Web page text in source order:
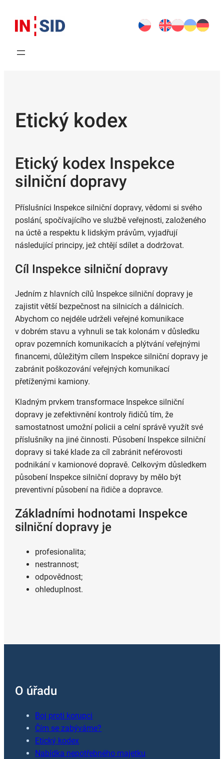
Etický kodex
Etický kodex Inspekce
silniční dopravy
Příslušníci Inspekce silniční dopravy, vědomi si svého
poslání,spočívajícího ve službě veřejnosti, založeného
na úctě a respektu k lidským právům, vyjadřují
následující principy, jež chtějí sdílet a dodržovat.
Cíl Inspekce silniční dopravy
Jedním z hlavních cílů Inspekce silniční dopravy je
zajistit větší bezpečnost na silnicích a dálnicích.
Abychom co nejdéle udrželi veřejné komunikace
v dobrém stavu a vyhnuli se tak kolonám v důsledku
oprav pozemních komunikacích a plýtvání veřejnými
financemi, důležitým cílem Inspekce silniční dopravy je
zabránit poškozování veřejných komunikací
přetíženými kamiony.
Kladným prvkem transformace Inspekce silniční
dopravy je zefektivnění kontroly řidičů tím, že
samostatnost umožní policii a celní správě využít své
příslušníky na jiné činnosti. Působení Inspekce silniční
dopravy si také klade za cíl zabránit neférovosti
podnikání v kamionové dopravě. Celkovým důsledkem
působení Inspekce silniční dopravy by mělo být
preventivní působení na řidiče a dopravce.
Základními hodnotami Inspekce
silniční dopravy je
profesionalita;
nestrannost;
odpovědnost;
ohleduplnost.
O úřadu
Boj proti korupci
Čím se zabýváme?
Etický kodex
Nabídka nepotřebného majetku